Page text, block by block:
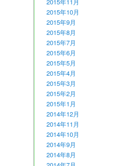
2015年10月
2015年9月
2015年8月
2015年7月
2015年6月
2015年5月
2015年4月
2015年3月
2015年2月
2015年1月
2014年12月
2014年11月
2014年10月
2014年9月
2014年8月